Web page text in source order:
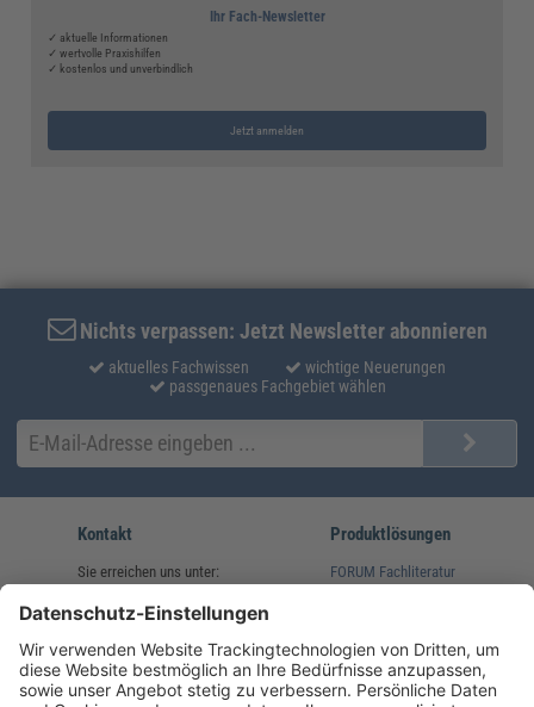
Ihr Fach-Newsletter
✓ aktuelle Informationen
✓ wertvolle Praxishilfen
✓ kostenlos und unverbindlich
Jetzt anmelden
Nichts verpassen: Jetzt Newsletter abonnieren
aktuelles Fachwissen
wichtige Neuerungen
passgenaues Fachgebiet wählen
Kontakt
Sie erreichen uns unter:
(08233) 38 11 23
service@forum-verlag.com
Mo-Do 07:30 - 17:00 Uhr
Produktlösungen
FORUM Fachliteratur